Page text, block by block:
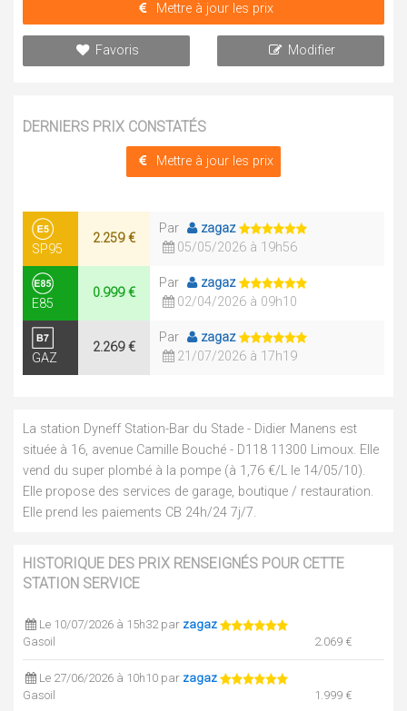
Mettre à jour les prix
Favoris Modifier
DERNIERS PRIX CONSTATÉS
Mettre à jour les prix
SP95
2.259 €
Par
zagaz
05/05/2026 à 19h56
E85
0.999 €
Par
zagaz
02/04/2026 à 09h10
GAZ
2.269 €
Par
zagaz
21/07/2026 à 17h19
La station Dyneff Station-Bar du Stade - Didier Manens est
située à 16, avenue Camille Bouché - D118 11300 Limoux. Elle
vend du super plombé à la pompe (à 1,76 €/L le 14/05/10).
Elle propose des services de garage, boutique / restauration.
Elle prend les paiements CB 24h/24 7j/7.
HISTORIQUE DES PRIX RENSEIGNÉS POUR CETTE
STATION SERVICE
Le 10/07/2026 à 15h32 par zagaz
Gasoil
2.069 €
Le 27/06/2026 à 10h10 par zagaz
Gasoil
1.999 €